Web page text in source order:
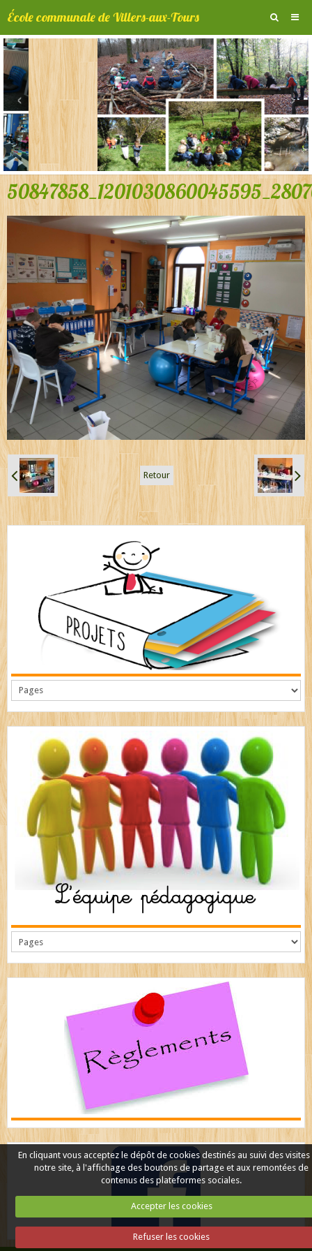
École communale de Villers-aux-Tours
Album photos
Prochainement ...
Vidéos
Contact
‹ ›
Retour
En cliquant vous acceptez le dépôt de cookies destinés au suivi des visites
notre site, à l'affichage des boutons de partage et aux remontées de
contenus des plateformes sociales.
Accepter les cookies
Refuser les cookies